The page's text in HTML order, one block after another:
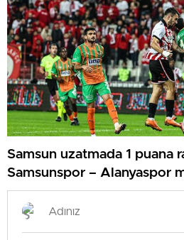
Samsun uzatmada 1 puana
Samsunspor – Alanyaspor